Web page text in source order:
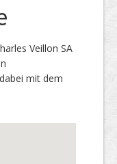
Veillon SA
mit dem